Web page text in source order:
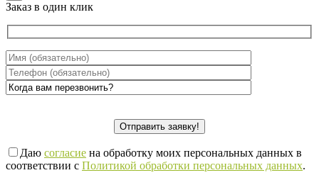
Заказ в один клик
Даю согласие на обработку моих персональных данных в
соответствии с Политикой обработки персональных данных.